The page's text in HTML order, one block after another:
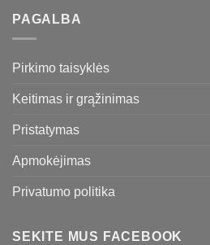
PAGALBA
Pirkimo taisyklės
Keitimas ir grąžinimas
Pristatymas
Apmokėjimas
Privatumo politika
SEKITE MUS FACEBOOK